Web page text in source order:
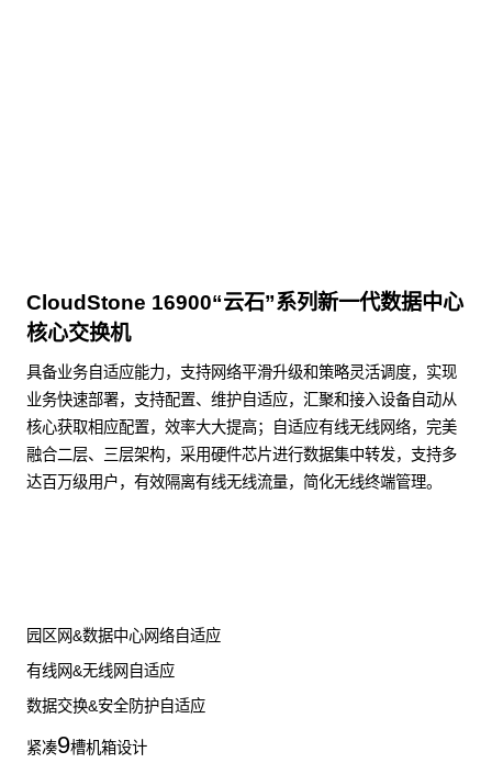
CloudStone 16900“云石”系列新一代数据中心
核心交换机
具备业务自适应能力，支持网络平滑升级和策略灵活调度，实现
业务快速部署，支持配置、维护自适应，汇聚和接入设备自动从
核心获取相应配置，效率大大提高；自适应有线无线网络，完美
融合二层、三层架构，采用硬件芯片进行数据集中转发，支持多
达百万级用户，有效隔离有线无线流量，简化无线终端管理。
园区网&数据中心网络自适应
有线网&无线网自适应
数据交换&安全防护自适应
紧凑9槽机箱设计